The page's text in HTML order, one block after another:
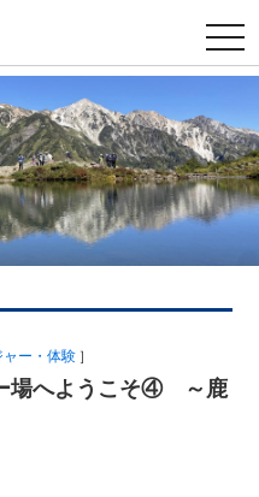
t
o
g
e
n
a
v
i
g
i
ー・体験 ］
場へようこそ④ ～鹿